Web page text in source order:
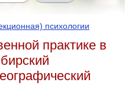
психологии
практике в